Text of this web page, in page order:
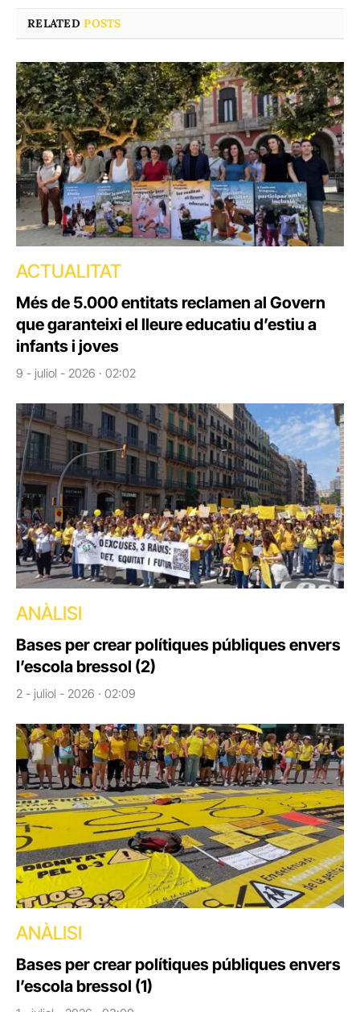
RELATEDPOSTS
ACTUALITAT
Més de 5.000 entitats reclamen al Govern
que garanteixi el lleure educatiu d’estiu a
infants i joves
9 - juliol - 2026 · 02:02
ANÀLISI
Bases per crear polítiques públiques envers
l’escola bressol (2)
2 - juliol - 2026 · 02:09
ANÀLISI
Bases per crear polítiques públiques envers
l’escola bressol (1)